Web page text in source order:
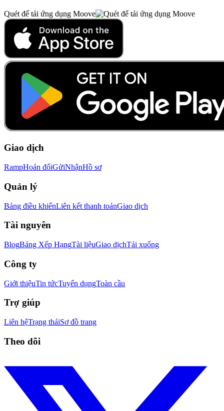
Quét để tải ứng dụng Moove
Giao dịch
RampHoán đổiGửiNhậnHồ sơ
Quản lý
Bảng điều khiểnLiên kết thanh toánGiao dịch
Tài nguyên
BlogBảng Xếp HạngTài liệuGiao dịchTải xuống
Công ty
Giới thiệuTin tứcTuyển dụngToàn cầu
Trợ giúp
Liên hệTrạng tháiSơ đồ trang
Theo dõi